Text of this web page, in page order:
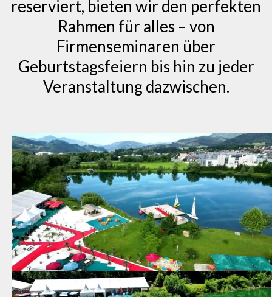
reserviert, bieten wir den perfekten
Rahmen für alles – von
Firmenseminaren über
Geburtstagsfeiern bis hin zu jeder
Veranstaltung dazwischen.